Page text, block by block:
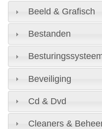
Beeld & Grafisch
Bestanden
Beveiliging
Cd & Dvd
Cleaners &